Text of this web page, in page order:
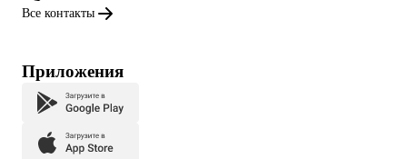
Все контакты
Приложения